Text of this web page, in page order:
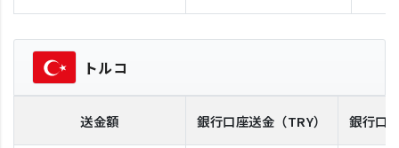
トルコ
送金額 銀行口座送金 （TRY） 銀行口